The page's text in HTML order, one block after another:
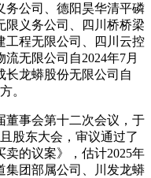
务公司、德阳昊华清平磷
限义务公司、四川桥桥梁
工程无限公司、四川云控
无限公司自2024年7月
长龙蟒股份无限公司自
。
事会第十二次会议，于
股东大会，审议通过了
卖的议案》，估计2025年
集团部属公司、川发龙蟒